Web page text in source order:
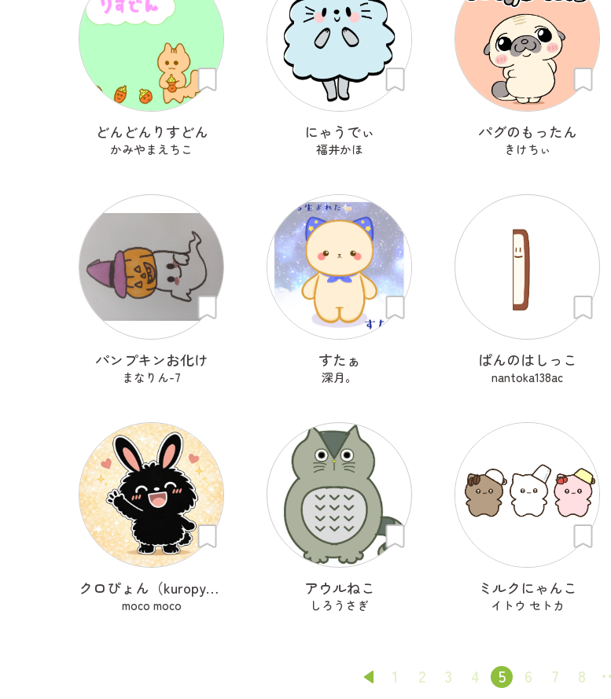
どんどんりすどん
かみやまえちこ
にゃうでぃ
福井かほ
パグのもったん
きけちぃ
パンプキンお化け
まなりん-7
すたぁ
深月。
ぱんのはしっこ
nantoka138ac
クロぴょん（kuropyon）
moco moco
アウルねこ
しろうさぎ
ミルクにゃんこ
イトウ セトカ
1 2 3 4 5 6 7 8